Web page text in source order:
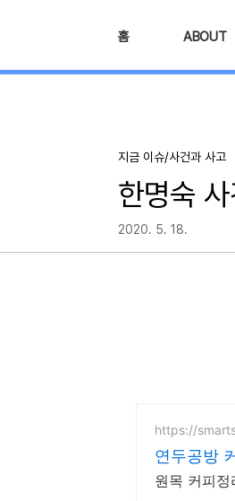
홈 ABOUT
지금 이슈/사건과 사고
한명숙
2020. 5. 18.
https://
연두공방
원목 커피